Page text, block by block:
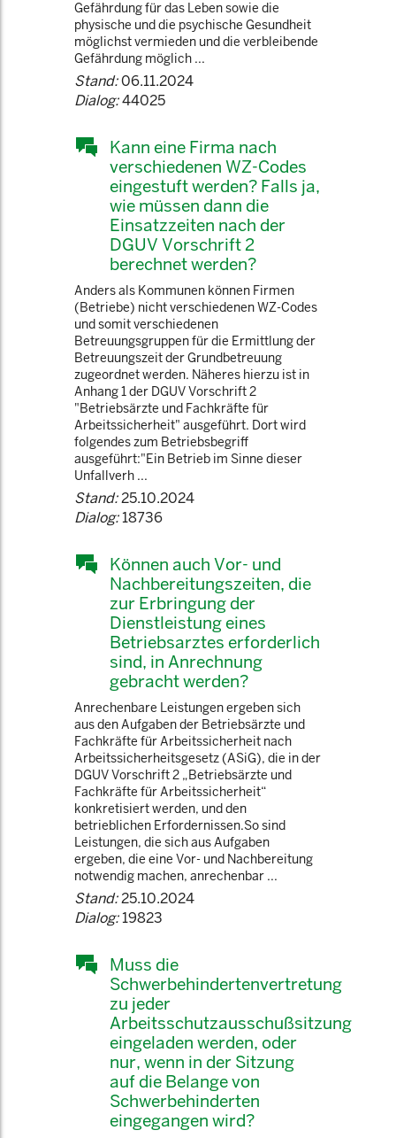
Gefährdung für das Leben sowie die
physische und die psychische Gesundheit
möglichst vermieden und die verbleibende
Gefährdung möglich ...
Stand:06.11.2024
Dialog:44025
Kann eine Firma nach
verschiedenen WZ-Codes
eingestuft werden? Falls ja,
wie müssen dann die
Einsatzzeiten nach der
DGUV Vorschrift 2
berechnet werden?
Anders als Kommunen können Firmen
(Betriebe) nicht verschiedenen WZ-Codes
und somit verschiedenen
Betreuungsgruppen für die Ermittlung der
Betreuungszeit der Grundbetreuung
zugeordnet werden. Näheres hierzu ist in
Anhang 1 der DGUV Vorschrift 2
"Betriebsärzte und Fachkräfte für
Arbeitssicherheit" ausgeführt. Dort wird
folgendes zum Betriebsbegriff
ausgeführt:"Ein Betrieb im Sinne dieser
Unfallverh ...
Stand:25.10.2024
Dialog:18736
Können auch Vor- und
Nachbereitungszeiten, die
zur Erbringung der
Dienstleistung eines
Betriebsarztes erforderlich
sind, in Anrechnung
gebracht werden?
Anrechenbare Leistungen ergeben sich
aus den Aufgaben der Betriebsärzte und
Fachkräfte für Arbeitssicherheit nach
Arbeitssicherheitsgesetz (ASiG), die in der
DGUV Vorschrift 2 „Betriebsärzte und
Fachkräfte für Arbeitssicherheit“
konkretisiert werden, und den
betrieblichen Erfordernissen.So sind
Leistungen, die sich aus Aufgaben
ergeben, die eine Vor- und Nachbereitung
notwendig machen, anrechenbar ...
Stand:25.10.2024
Dialog:19823
Muss die
Schwerbehindertenvertretung
zu jeder
Arbeitsschutzausschußsitzung
eingeladen werden, oder
nur, wenn in der Sitzung
auf die Belange von
Schwerbehinderten
eingegangen wird?